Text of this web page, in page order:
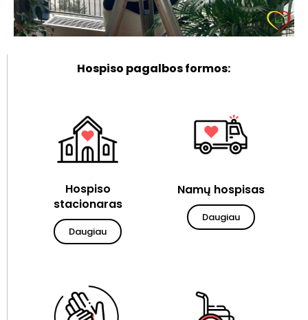
Hospiso pagalbos formos:
Hospiso
stacionaras
Daugiau
Namų hospisas
Daugiau